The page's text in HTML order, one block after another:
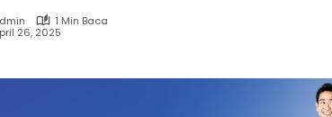
1 Min Baca
26, 2025